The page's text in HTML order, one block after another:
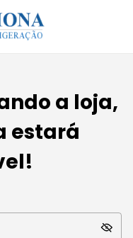
a loja,
estará